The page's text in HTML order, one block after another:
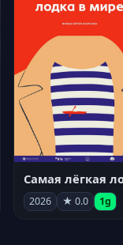
2026 ★ 0.0 1g